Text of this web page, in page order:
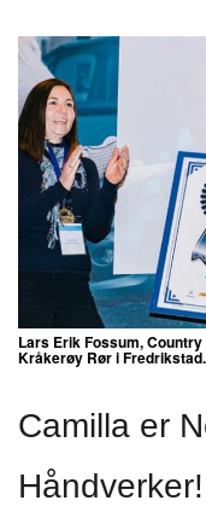
Lars Erik Fossum,
Kråkerøy Rør i Fredrikstad.
Camilla er
Håndverker!